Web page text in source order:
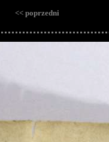
<< poprzedni